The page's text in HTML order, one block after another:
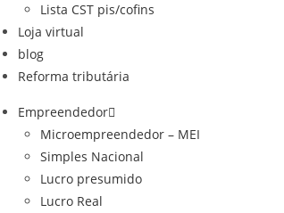
Lista CST pis/cofins
Loja virtual
blog
Reforma tributária
Empreendedor
Microempreendedor – MEI
Simples Nacional
Lucro presumido
Lucro Real